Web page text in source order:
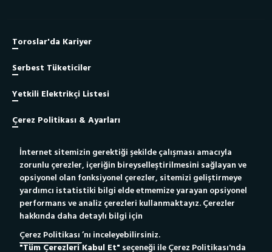
Toroslar'da Kariyer
Serbest Tüketiciler
Yetkili Elektrikçi Listesi
Çerez Politikası & Ayarları
Site Haritası
Bilgi Toplumu Hizmeti
Yetkili Elektrikçiler İçin Yeni Bağlantı Portalı
İnternet sitemizin gerektiği şekilde çalışması amacıyla
zorunlu çerezler, içeriğin bireyselleştirilmesini sağlayan ve
opsiyonel olan fonksiyonel çerezler, sitemizi geliştirmeye
yardımcı istatistiki bilgi elde etmemize yarayan opsiyonel
performans ve analiz çerezleri kullanmaktayız. Çerezler
hakkında daha detaylı bilgi için
Çerez Politikası’nı inceleyebilirsiniz.
"Tüm Çerezleri Kabul Et" seçeneği ile Çerez Politikası'nda